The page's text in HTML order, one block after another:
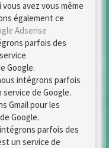
avez vous même
également ce
Adsense
parfois des
Google.
intégrons parfois
service de Google.
Gmail pour les
Google.
parfois des
un service de